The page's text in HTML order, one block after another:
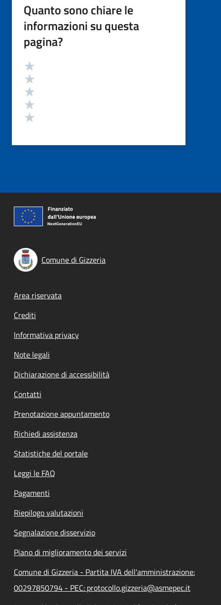
Quanto sono chiare le
informazioni su questa
pagina?
Valutazione
Comune di Gizzeria
Footer menu
Area riservata
Crediti
Informativa privacy
Note legali
Dichiarazione di accessibilità
Contatti
Prenotazione appuntamento
Richiedi assistenza
Statistiche del portale
Leggi le FAQ
Pagamenti
Riepilogo valutazioni
Segnalazione disservizio
Piano di miglioramento dei servizi
Comune di Gizzeria - Partita IVA dell'amministrazione:
00297850794 - PEC: protocollo.gizzeria@asmepec.it